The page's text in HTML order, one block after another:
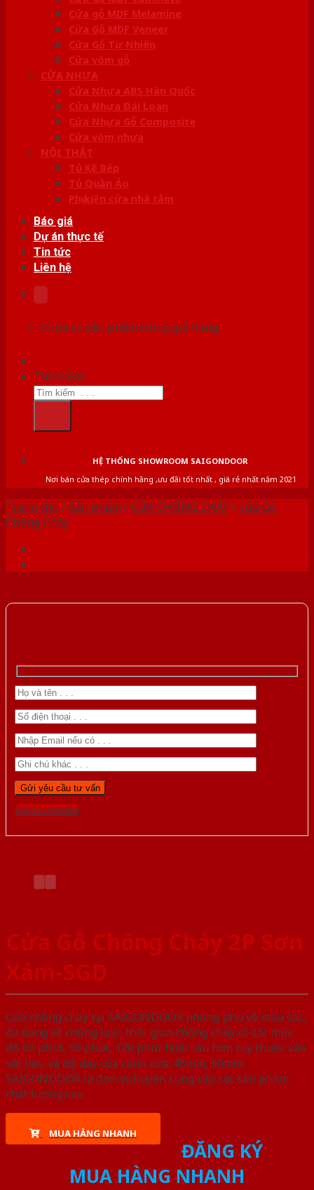
Cửa gỗ MDF Melamine
Cửa Gỗ MDF Veneer
Cửa Gỗ Tự Nhiên
Cửa vòm gỗ
CỬA NHỰA
Cửa Nhựa ABS Hàn Quốc
Cửa Nhựa Đài Loan
Cửa Nhựa Gỗ Composite
Cửa vòm nhựa
NỘI THẤT
Tủ Kệ Bếp
Tủ Quần Áo
Phụ kiện cửa nhà tắm
Báo giá
Dự án thực tế
Tin tức
Liên hệ
Chưa có sản phẩm trong giỏ hàng.
Tìm kiếm:
HỆ THỐNG SHOWROOM SAIGONDOOR
Nơi bán cửa thép chính hãng ,ưu đãi tốt nhất , giá rẻ nhất năm 2021
Trang chủ /Sản phẩm /CỬA CHỐNG CHÁY/Cửa Gỗ
Chống Cháy
Gọi 0976.169.864
Cửa Gỗ Chống Cháy 2P Sơn
Xám-SGD
Cửa chống cháy tại SAIGONDOOR phong phú về màu sắc,
đa dạng về chủng loại, thời gian chống cháy có các mức
độ 60 phút, 90 phút, 120 phút hoặc lâu hơn tùy thuộc vào
vật liệu và độ dày của cánh cửa: 45mm, 50mm.
SAIGONDOOR là đơn vị chuyên cung cấp các sản phẩm
chất lượng cao.
MUA HÀNG NHANH
ĐĂNG KÝ
MUA HÀNG NHANH